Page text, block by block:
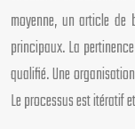
moyenne, un article
principaux. La
qualifié. Une
Le processus est itératif